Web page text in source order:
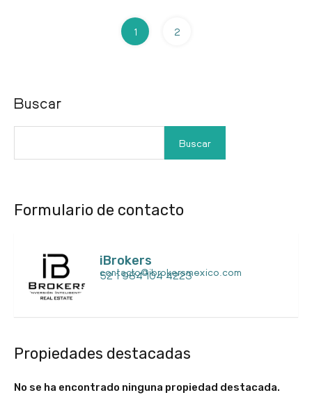
1 2
Buscar
Buscar
Formulario de contacto
iBrokers
contacto@ibrokersmexico.com
52 1 984 104 4223
Propiedades destacadas
No se ha encontrado ninguna propiedad destacada.